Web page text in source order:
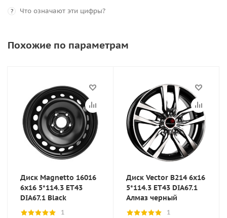
? Что означают эти цифры?
Похожие по параметрам
Диск Magnetto 16016
6x16 5*114.3 ET43
DIA67.1 Black
1
Диск Vector B214 6x16
5*114.3 ET43 DIA67.1
Алмаз черный
1